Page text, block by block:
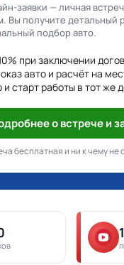
заявки — личная
Вы получите детальный
подбор авто.
при заключении
авто и расчёт на
старт работы в тот же
о встрече и
бесплатная и ни к чему не